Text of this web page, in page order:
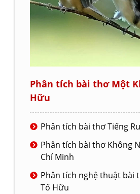
Phân tích bài thơ Một
Hữu
Phân tích bài thơ Tiếng
Phân tích bài thơ Không
Chí Minh
Phân tích nghệ thuật bài
Tố Hữu